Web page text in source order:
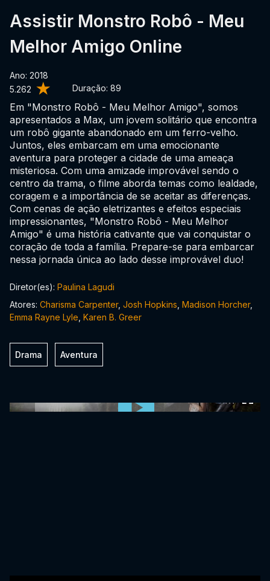
5.262 Duração: 89
Assistir Monstro Robô - Meu
Melhor Amigo Online
Ano: 2018
Em "Monstro Robô - Meu Melhor Amigo", somos
apresentados a Max, um jovem solitário que encontra
um robô gigante abandonado em um ferro-velho.
Juntos, eles embarcam em uma emocionante
aventura para proteger a cidade de uma ameaça
misteriosa. Com uma amizade improvável sendo o
centro da trama, o filme aborda temas como lealdade,
coragem e a importância de se aceitar as diferenças.
Com cenas de ação eletrizantes e efeitos especiais
impressionantes, "Monstro Robô - Meu Melhor
Amigo" é uma história cativante que vai conquistar o
coração de toda a família. Prepare-se para embarcar
nessa jornada única ao lado desse improvável duo!
Diretor(es): Paulina Lagudi
Atores: Charisma Carpenter, Josh Hopkins Madison Horcher,
Emma Rayne Lyle Karen B. Greer
Drama Aventura